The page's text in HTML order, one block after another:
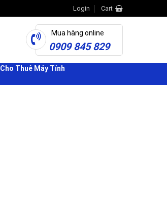
Login Cart
Mua hàng online
0909 845 829
Cho Thuê Máy Tính